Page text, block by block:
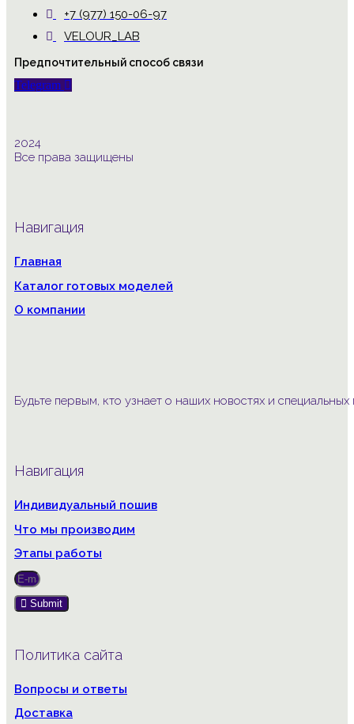
+7 (977) 150-06-97
VELOUR_LAB
Предпочтительный способ связи
Telegram
2024
Все права защищены
Навигация
Главная
Каталог готовых моделей
О компании
Будьте первым, кто узнает о наших новостях и
Навигация
Индивидуальный пошив
Что мы производим
Этапы работы
Submit
Политика сайта
Вопросы и ответы
Доставка